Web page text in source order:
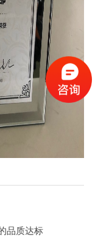
品质达标